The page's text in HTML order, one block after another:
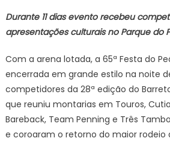
Durante 11 dias evento recebeu
apresentações culturais no Parque do
Com a arena lotada, a 65ª Festa do
encerrada em grande estilo na noite
competidores da 28ª edição do
que reuniu montarias em Touros,
Bareback, Team Penning e Três
e coroaram o retorno do maior rodeio